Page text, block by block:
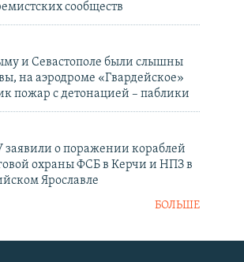
сообществ
и Севастополе были слышны
на аэродроме «Гвардейское»
пожар с детонацией – паблики
заявили о поражении кораблей
охраны ФСБ в Керчи и НПЗ в
Ярославле
БОЛЬШЕ